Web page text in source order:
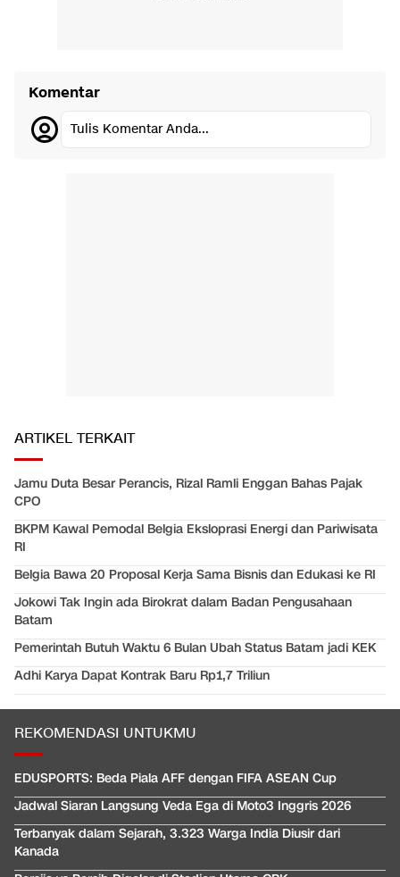
Komentar
Tulis Komentar Anda...
ARTIKEL TERKAIT
Jamu Duta Besar Perancis, Rizal Ramli Enggan Bahas Pajak
CPO
BKPM Kawal Pemodal Belgia Eksloprasi Energi dan Pariwisata
RI
Belgia Bawa 20 Proposal Kerja Sama Bisnis dan Edukasi ke RI
Jokowi Tak Ingin ada Birokrat dalam Badan Pengusahaan
Batam
Pemerintah Butuh Waktu 6 Bulan Ubah Status Batam jadi KEK
Adhi Karya Dapat Kontrak Baru Rp1,7 Triliun
REKOMENDASI UNTUKMU
EDUSPORTS: Beda Piala AFF dengan FIFA ASEAN Cup
Jadwal Siaran Langsung Veda Ega di Moto3 Inggris 2026
Terbanyak dalam Sejarah, 3.323 Warga India Diusir dari
Kanada